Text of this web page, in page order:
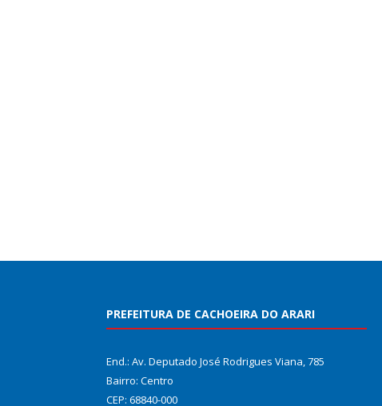
PREFEITURA DE CACHOEIRA DO ARARI
End.: Av. Deputado José Rodrigues Viana, 785
Bairro: Centro
CEP: 68840-000